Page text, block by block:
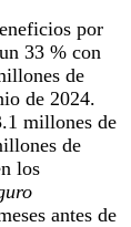
por
33 % con
de
de 2024.
millones de
de
los
antes de